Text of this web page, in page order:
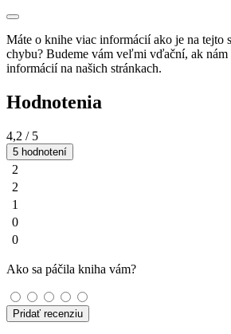
Máte o knihe viac informácií ako je na tejto
chybu? Budeme vám veľmi vďační, ak nám
informácií na našich stránkach.
Hodnotenia
4,2 / 5
5 hodnotení
2
2
1
0
0
Ako sa páčila kniha vám?
Pridať recenziu